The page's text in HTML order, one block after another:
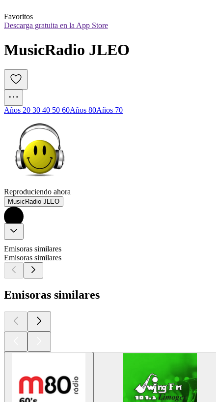
Favoritos
Descarga gratuita en la App Store
MusicRadio JLEO
Años 20 30 40 50 60Años 80Años 70
Reproduciendo ahora
MusicRadio JLEO
Emisoras similares
Emisoras similares
Emisoras similares